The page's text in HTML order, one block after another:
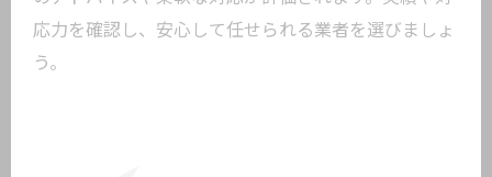
口コミから分かるカーコーティング業者
応力を確認し、安心して任せられる業者を選びましょ
う。